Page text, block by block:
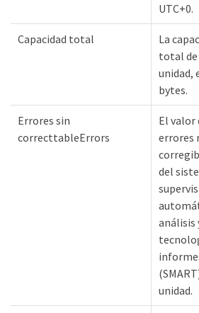
UTC+0.
Capacidad total
La
total de
unidad,
bytes.
Errores sin
correcttableErrors
El valor
errores
del
análisis
unidad.